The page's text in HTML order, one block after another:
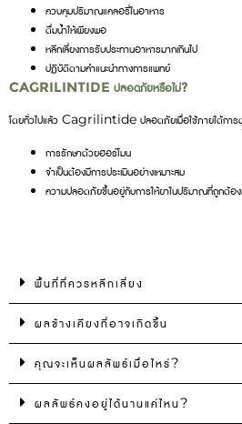
ควบคุมปริมาณแคลอรี่ในอาหาร
ดื่มน้ำให้เพียงพอ
หลีกเลี่ยงการรับประทานอาหารมากเกินไป
ปฏิบัติตามคำแนะนำทางการแพทย์
CAGRILINTIDE ปลอดภัยหรือไม่?
โดยทั่วไปแล้ว Cagrilintide ปลอดภัยเมื่อใช้ภายใต้การ
การรักษาด้วยฮอร์โมน
จำเป็นต้องมีการประเมินอย่างเหมาะสม
ความปลอดภัยขึ้นอยู่กับการให้ยาในปริมาณที่ถูกต้อ
พื้นที่ที่ควรหลีกเลี่ยง
ผลข้างเคียงที่อาจเกิดขึ้น
คุณจะเห็นผลลัพธ์เมื่อไหร่?
ผลลัพธ์คงอยู่ได้นานแค่ไหน?